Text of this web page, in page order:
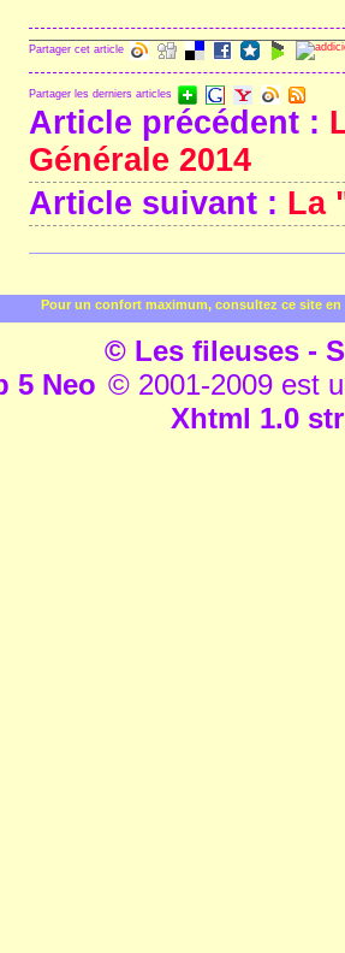
Partager cet article
Partager les derniers articles
Article précédent :
Générale 2014
Article suivant : La
Pour un confort maximum, consultez ce site
© Les fileuses -
5 Neo © 2001-2009 est
Xhtml 1.0